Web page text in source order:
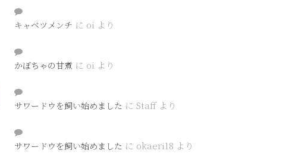
キャベツメンチ に oi より
かぼちゃの甘煮 に oi より
サワードウを飼い始めました に Staffより
サワードウを飼い始めました に okaeri18 より